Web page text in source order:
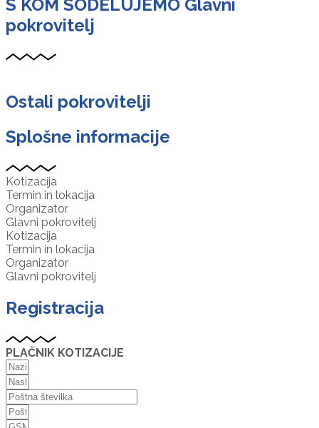
S KOM SODELUJEMO Glavni
pokrovitelj
Ostali pokrovitelji
Splošne informacije
Kotizacija
Termin in lokacija
Organizator
Glavni pokrovitelj
Kotizacija
Termin in lokacija
Organizator
Glavni pokrovitelj
Registracija
PLAČNIK KOTIZACIJE